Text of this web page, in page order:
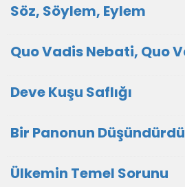
Söz, Söylem, Eylem
Quo Vadis Nebati, Quo
Deve Kuşu Saflığı
Bir Panonun
Ülkemin Temel Sorunu